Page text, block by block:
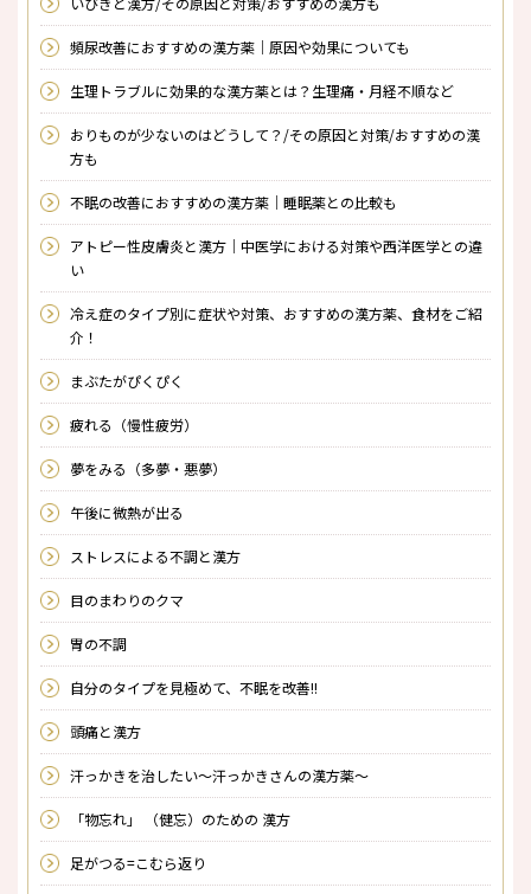
頻尿改善におすすめの漢方薬｜原因や効果についても
生理トラブルに効果的な漢方薬とは？生理痛・月経不順など
おりものが少ないのはどうして？/その原因と対策/おすすめの漢
方も
不眠の改善におすすめの漢方薬｜睡眠薬との比較も
アトピー性皮膚炎と漢方｜中医学における対策や西洋医学との違
い
冷え症のタイプ別に症状や対策、おすすめの漢方薬、食材をご紹
介！
まぶたがぴくぴく
疲れる（慢性疲労）
夢をみる（多夢・悪夢）
午後に微熱が出る
ストレスによる不調と漢方
目のまわりのクマ
胃の不調
自分のタイプを見極めて、不眠を改善!!
頭痛と漢方
汗っかきを治したい～汗っかきさんの漢方薬～
「物忘れ」 （健忘）のための 漢方
足がつる=こむら返り